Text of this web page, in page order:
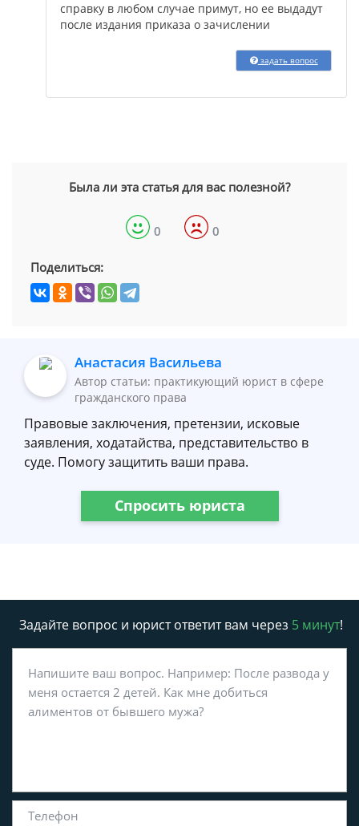
справку в любом случае примут, но ее выдадут
после издания приказа о зачислении
задать вопрос
Была ли эта статья для вас полезной?
0 0
Поделиться:
Анастасия Васильева
Автор статьи: практикующий юрист в сфере
гражданского права
Правовые заключения, претензии, исковые
заявления, ходатайства, представительство в
суде. Помогу защитить ваши права.
Спросить юриста
Задайте вопрос и юрист ответит вам через 5 минут!